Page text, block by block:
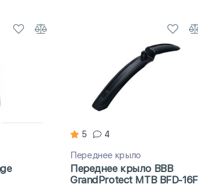
5 4
Переднее крыло
Переднее крыло BBB
GrandProtect MTB BFD-16F